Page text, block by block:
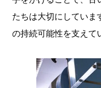
たちは大切にしていま
の持続可能性を支えて